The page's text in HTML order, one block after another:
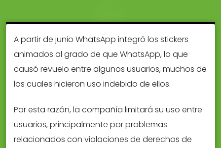
A partir de junio WhatsApp integró los stickers
animados al grado de que WhatsApp, lo que
causó revuelo entre algunos usuarios, muchos de
los cuales hicieron uso indebido de ellos.
Por esta razón, la compañía limitará su uso entre
usuarios, principalmente por problemas
relacionados con violaciones de derechos de